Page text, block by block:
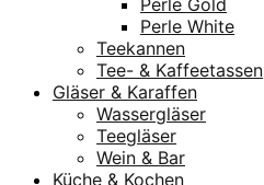
Perle White
Teekannen
Tee- & Kaffeetassen
Gläser & Karaffen
Wassergläser
Teegläser
Wein & Bar
Küche & Kochen